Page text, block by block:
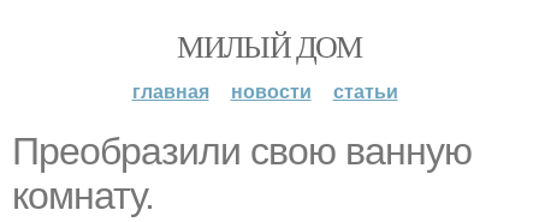
МИЛЫЙ ДОМ
главная новости статьи
Преобразили свою ванную
комнату.